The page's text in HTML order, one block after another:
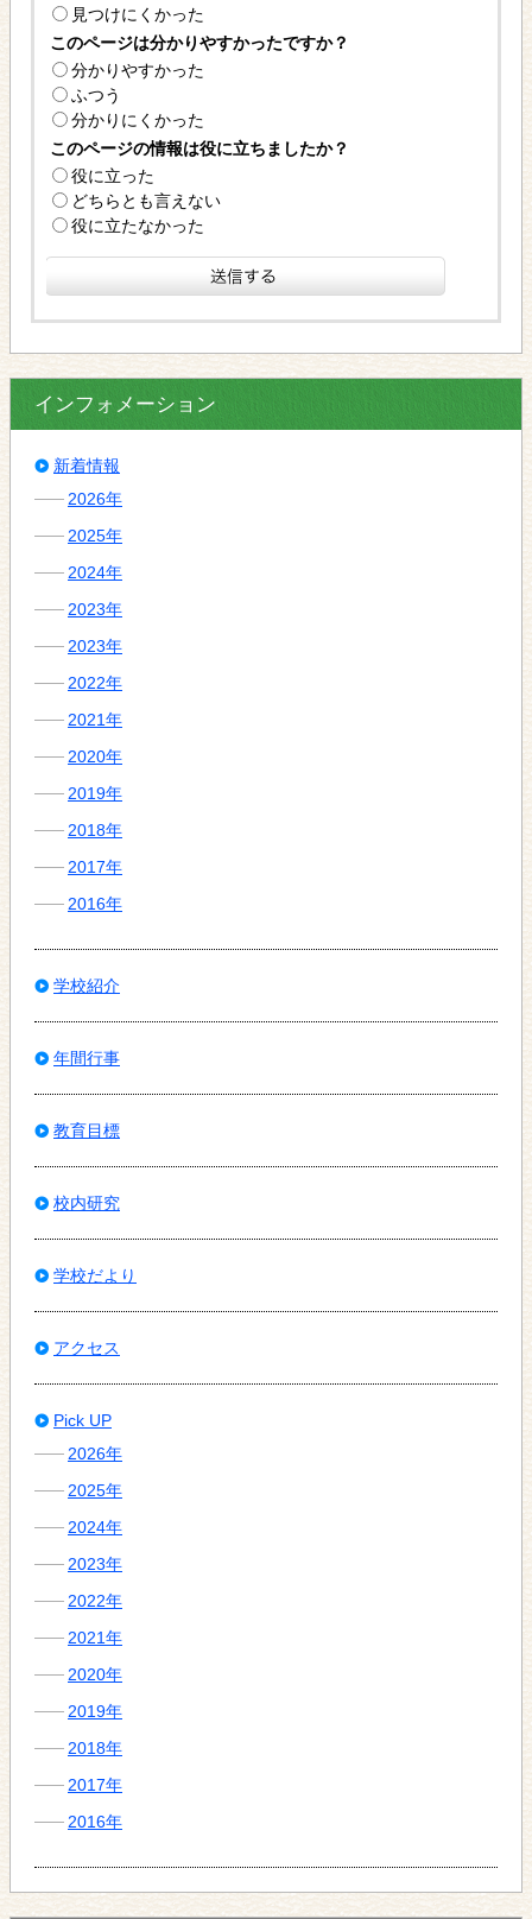
見つけにくかった
このページは分かりやすかったですか？
分かりやすかった
ふつう
分かりにくかった
このページの情報は役に立ちましたか？
役に立った
どちらとも言えない
役に立たなかった
インフォメーション
新着情報
2026年
2025年
2024年
2023年
2023年
2022年
2021年
2020年
2019年
2018年
2017年
2016年
学校紹介
年間行事
教育目標
校内研究
学校だより
アクセス
Pick UP
2026年
2025年
2024年
2023年
2022年
2021年
2020年
2019年
2018年
2017年
2016年